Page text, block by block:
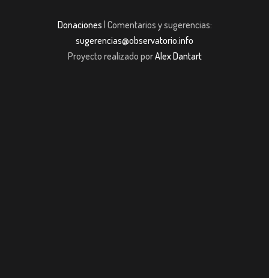
Donaciones | Comentarios y sugerencias:
sugerencias@observatorio.info
Proyecto realizado porAlex Dantart